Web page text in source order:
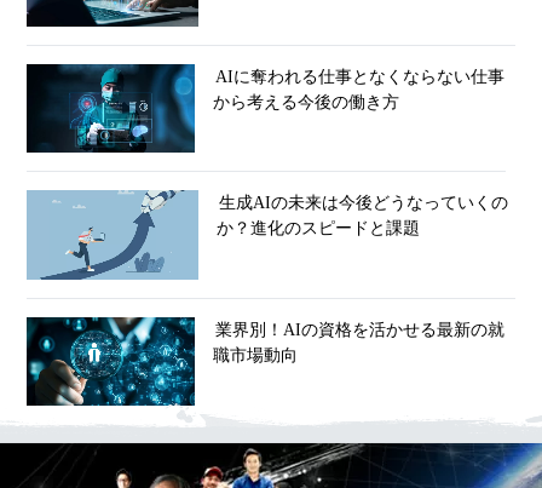
AIに奪われる仕事となくならない仕事
から考える今後の働き方
生成AIの未来は今後どうなっていくの
か？進化のスピードと課題
業界別！AIの資格を活かせる最新の就
職市場動向